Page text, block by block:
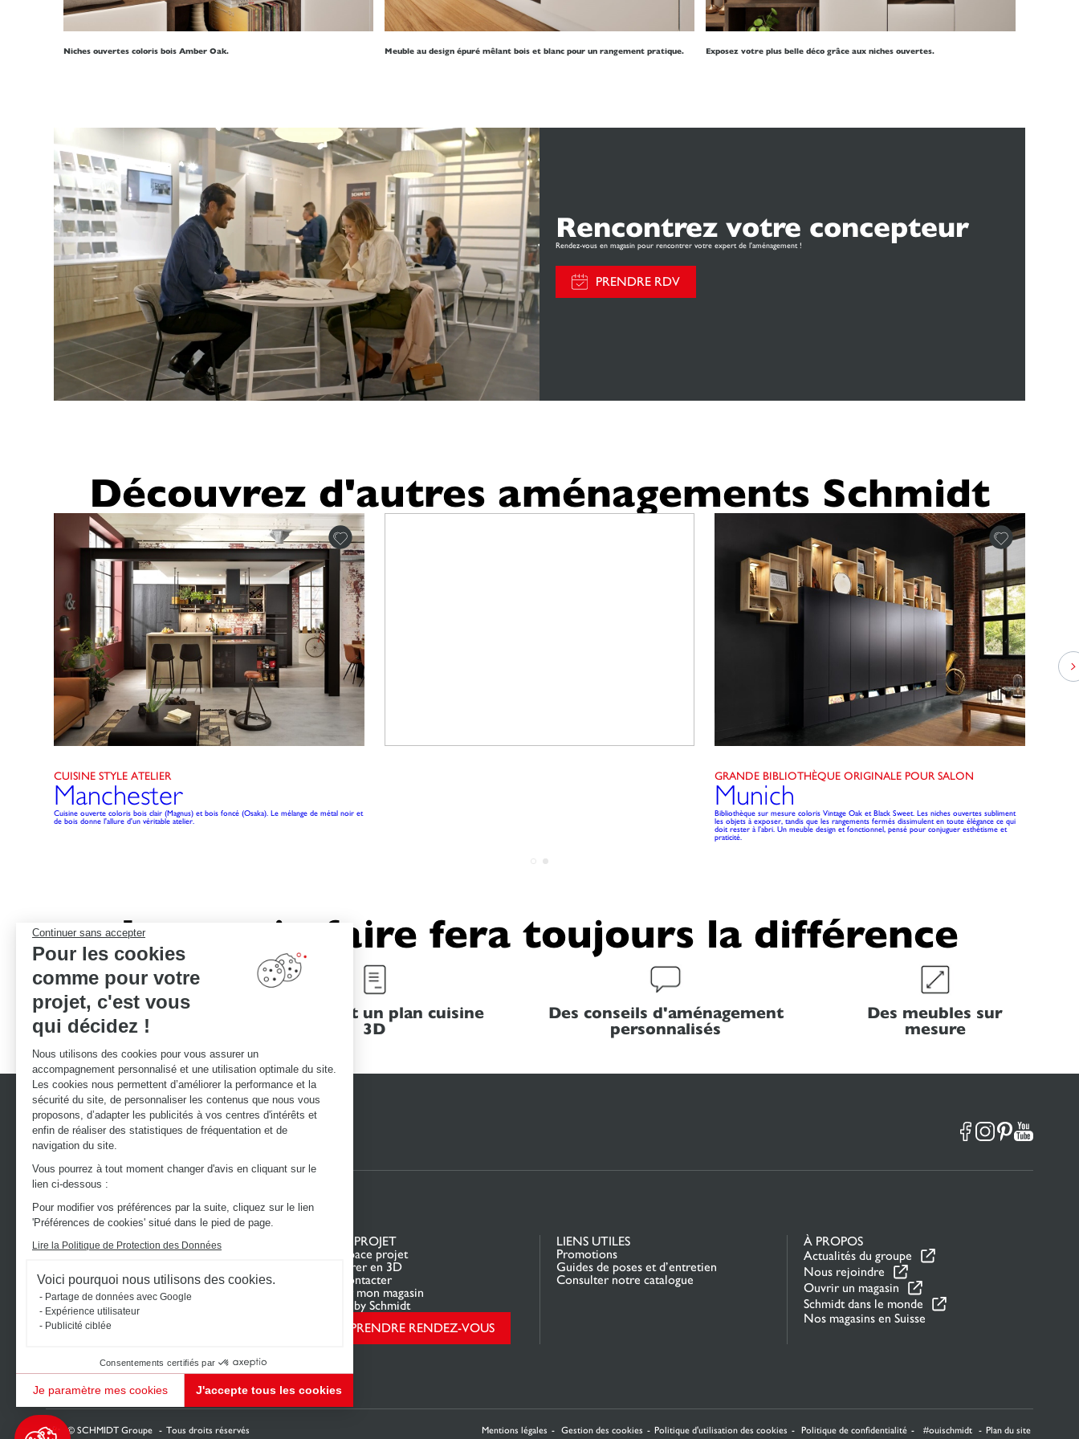
Continuer sans accepter
Pour les cookies
comme pour votre
projet, c'est vous
qui décidez !
Nous utilisons des cookies pour vous assurer un
accompagnement personnalisé et une utilisation optimale du site.
Les cookies nous permettent d’améliorer la performance et la
sécurité du site, de personnaliser les contenus que nous vous
proposons, d’adapter les publicités à vos centres d'intérêts et
enfin de réaliser des statistiques de fréquentation et de
navigation du site.
Vous pourrez à tout moment changer d'avis en cliquant sur le
lien ci-dessous :
Pour modifier vos préférences par la suite, cliquez sur le lien
'Préférences de cookies' situé dans le pied de page.
Lire la Politique de Protection des Données
Voici pourquoi nous utilisons des cookies.
Partage de données avec Google
Expérience utilisateur
Publicité ciblée
Consentements certifiés par
Je paramètre mes cookies J'accepte tous les cookies
Axeptio consent
Notre plateforme vous permet d'adapter et de gérer vos paramètres de confidentialité, en garantissant la conformité avec les réglementations. Personnalisez vos préférences pour contrôler la manière dont vos informations sont manipulées.
Niches ouvertes coloris bois Amber Oak. Meuble au design épuré mêlant bois et blanc pour un rangement pratique. Exposez votre plus belle déco grâce aux niches ouvertes.
Rencontrez votre concepteur
Rendez-vous en magasin pour rencontrer votre expert de l'aménagement !
PRENDRE RDV
Découvrez d'autres aménagements Schmidt
CUISINE STYLE ATELIER
Manchester
Cuisine ouverte coloris bois clair (Magnus) et bois foncé (Osaka). Le mélange de métal noir et
de bois donne l'allure d'un véritable atelier.
GRANDE BIBLIOTHÈQUE ORIGINALE POUR SALON
Munich
Bibliothèque sur mesure coloris Vintage Oak et Black Sweet. Les niches ouvertes subliment
les objets à exposer, tandis que les rangements fermés dissimulent en toute élégance ce qui
doit rester à l’abri. Un meuble design et fonctionnel, pensé pour conjuguer esthétisme et
praticité.
Le savoir-faire fera toujours la différence
Des garanties
d'excellence
Un devis et un plan cuisine
3D
Des conseils d'aménagement
personnalisés
Des meubles sur
mesure
DÉCOUVREZ L’UNIVERS SCHMIDT
Cuisines sur mesure
Meubles et rangements sur mesure
Salles de bain sur mesure
Schmidt pour les pros
VOTRE PROJET
Mon espace projet
Configurer en 3D
Nous contacter
Trouver mon magasin
Le Club by Schmidt
PRENDRE RENDEZ-VOUS
LIENS UTILES
Promotions
Guides de poses et d’entretien
Consulter notre catalogue
À PROPOS
Actualités du groupe
Nous rejoindre
Ouvrir un magasin
Schmidt dans le monde
Nos magasins en Suisse
2026 © SCHMIDT Groupe Tous droits réservés Mentions légales Gestion des cookies Politique d'utilisation des cookies Politique de confidentialité #ouischmidt Plan du site